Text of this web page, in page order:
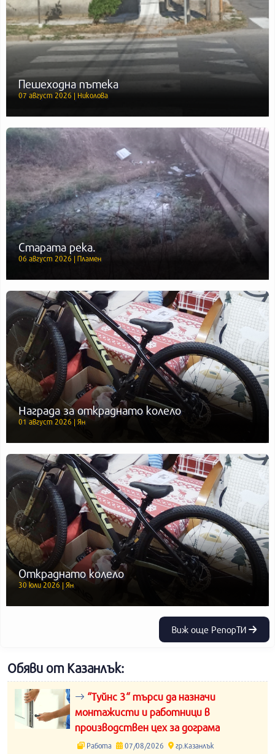
Пешеходна пътека
07 август 2026 | Николова
Старата река.
06 август 2026 | Пламен
Награда за откраднато колело
01 август 2026 | Ян
Откраднато колело
30 юли 2026 | Ян
Виж още РепорТИ
Обяви от Казанлък:
“Туйнс 3“ търси да назначи
монтажисти и работници в
производствен цех за дограма
Работа 07/08/2026 гр.Казанлък